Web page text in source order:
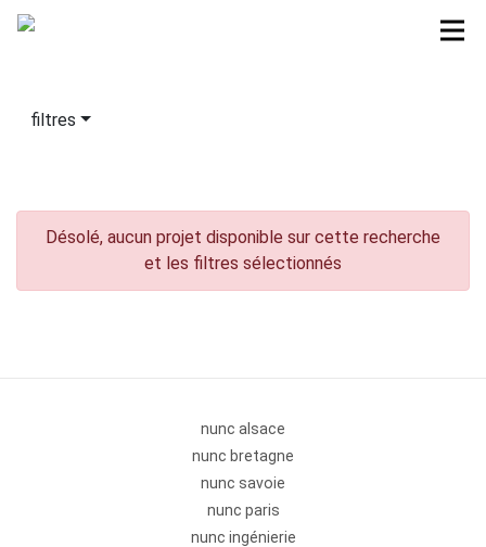
filtres
Désolé, aucun projet disponible sur cette recherche
et les filtres sélectionnés
nunc alsace
nunc bretagne
nunc savoie
nunc paris
nunc ingénierie